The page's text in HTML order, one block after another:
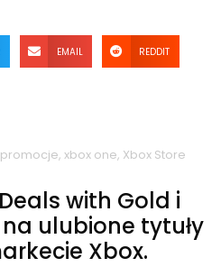
EMAIL REDDIT
promocje, xbox one, Xbox Store
with Gold i
ulubione tytuły
Xbox.